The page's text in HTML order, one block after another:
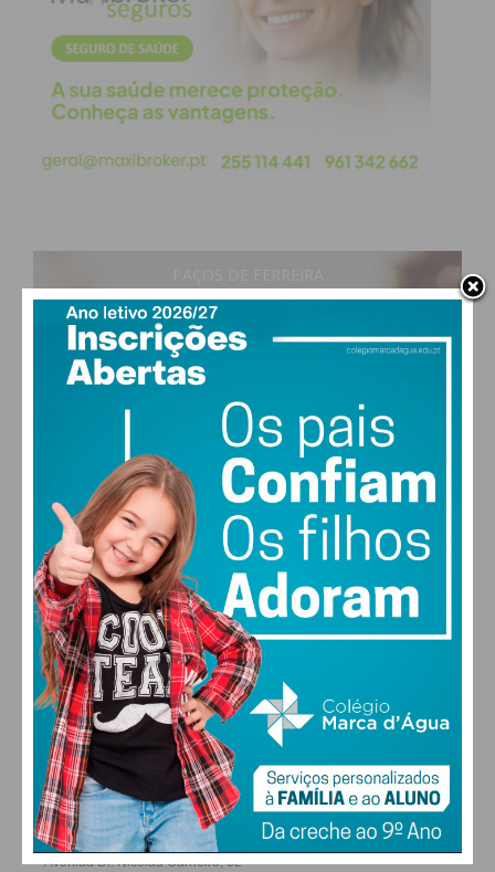
17°
84% humidade
30°
SEX
28
SÁB
27°
DOM
29°
ALTERAR
FARMACIAS DE SERVIÇO EM PAÇOS DE
FERREIRA